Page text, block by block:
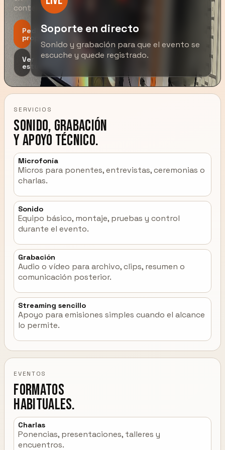
contenido.
Pedir
propuesta
Ver
estudio
Soporte en directo
Sonido y grabación para que el evento se
escuche y quede registrado.
SERVICIOS
Sonido, grabación
y apoyo técnico.
Microfonía
Micros para ponentes, entrevistas, ceremonias o
charlas.
Sonido
Equipo básico, montaje, pruebas y control
durante el evento.
Grabación
Audio o vídeo para archivo, clips, resumen o
comunicación posterior.
Streaming sencillo
Apoyo para emisiones simples cuando el alcance
lo permite.
EVENTOS
Formatos
habituales.
Charlas
Ponencias, presentaciones, talleres y
encuentros.